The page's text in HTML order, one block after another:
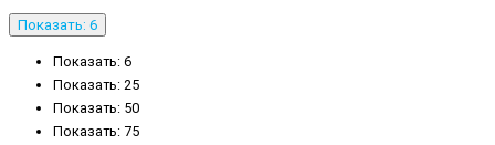
Показать: 6
Показать: 6
Показать: 25
Показать: 50
Показать: 75